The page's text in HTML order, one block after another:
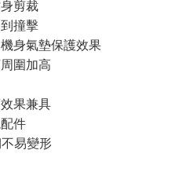
剪裁
撞擊
身氣墊保護效果
圍加高
果兼具
件
易變形